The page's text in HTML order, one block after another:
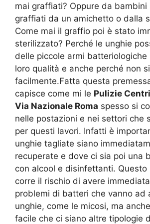
mai graffiati? Oppure da
graffiati da un amichetto o dalla
Come mai il graffio poi è stato
sterilizzato? Perché le unghie
delle piccole armi batteriologiche
loro qualità e anche perché non
facilmente.Fatta questa
capisce come mi le Pulizie
Via Nazionale Roma spesso si
nelle postazioni e nei settori che
per questi lavori. Infatti è
unghie tagliate siano
recuperate e dove ci sia poi una
con alcool e disinfettanti. Questo
corre il rischio di avere
problemi di batteri che vanno ad
unghie, come le micosi, ma
facile che ci siano altre tipologie